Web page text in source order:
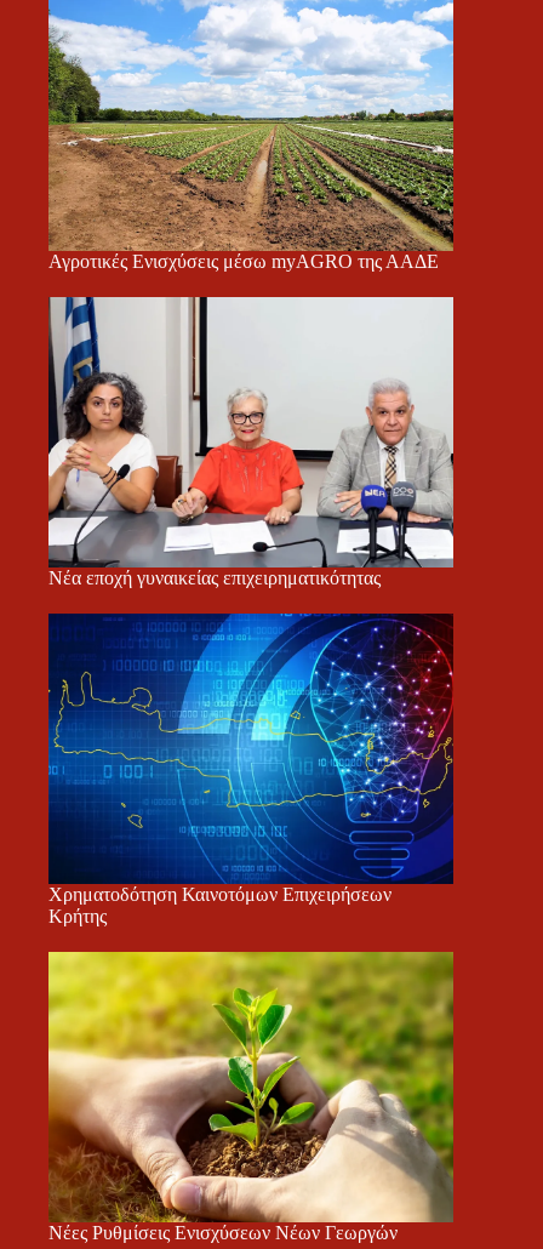
Αγροτικές Ενισχύσεις μέσω myAGRO της ΑΑΔΕ
Νέα εποχή γυναικείας επιχειρηματικότητας
Χρηματοδότηση Καινοτόμων Επιχειρήσεων
Κρήτης
Νέες Ρυθμίσεις Ενισχύσεων Νέων Γεωργών